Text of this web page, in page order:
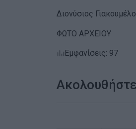
Διονύσιος
ΦΩΤΟ ΑΡΧΕΙΟΥ
Εμφανίσεις: 97